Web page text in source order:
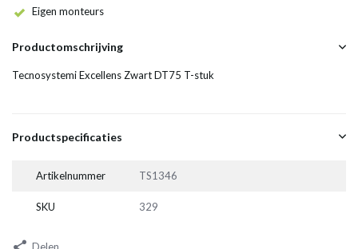
Eigen monteurs
Productomschrijving
Tecnosystemi Excellens Zwart DT75 T-stuk
Productspecificaties
Artikelnummer TS1346
SKU 329
Delen